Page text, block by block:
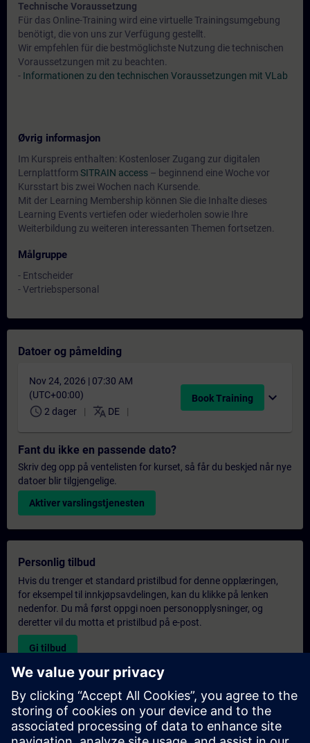
Technische Voraussetzung
Für das Online-Training wird eine virtuelle Trainingsumgebung
benötigt, die von uns zur Verfügung gestellt.
Wir empfehlen für die bestmöglichste Nutzung die technischen
Voraussetzungen mit zu beachten.
- Informationen zu den technischen Voraussetzungen mit VLab
Øvrig informasjon
Im Kurspreis enthalten: Kostenloser Zugang zur digitalen
Lernplattform SITRAIN access – beginnend eine Woche vor
Kursstart bis zwei Wochen nach Kursende.
Mit der Learning Membership können Sie die Inhalte dieses
Learning Events vertiefen oder wiederholen sowie Ihre
Weiterbildung zu weiteren interessanten Themen fortsetzen.
Målgruppe
- Entscheider
- Vertriebspersonal
Datoer og påmelding
Nov 24, 2026 | 07:30 AM
(UTC+00:00)
schedule 2 dager translate DE
Book Training expand_more
Fant du ikke en passende dato?
Skriv deg opp på ventelisten for kurset, så får du beskjed når nye
datoer blir tilgjengelige.
Aktiver varslingstjenesten
Personlig tilbud
Hvis du trenger et standard pristilbud for denne opplæringen,
for eksempel til innkjøpsavdelingen, kan du klikke på lenken
nedenfor. Du må først oppgi noen personopplysninger, og
deretter vil du motta et pristilbud på e-post.
Gi tilbud
Forespørsel om eksklusiv opplæring
Fyll ut skjemaet nedenfor hvis du ønsker et tilbud på et
eksklusivt kurs, enten på stedet, virtuelt eller på vårt SITRAIN-